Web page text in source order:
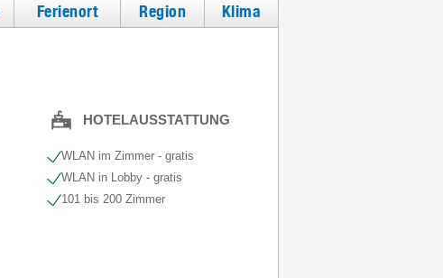
Ferienort Region Klima
HOTELAUSSTATTUNG
WLAN im Zimmer - gratis
WLAN in Lobby - gratis
101 bis 200 Zimmer